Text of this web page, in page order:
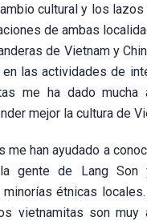
cultural y los
de ambas
de Vietnam y
las actividades de
me ha dado
mejor la cultura de
me han ayudado a
gente de Lang Son
étnicas
vietnamitas son muy